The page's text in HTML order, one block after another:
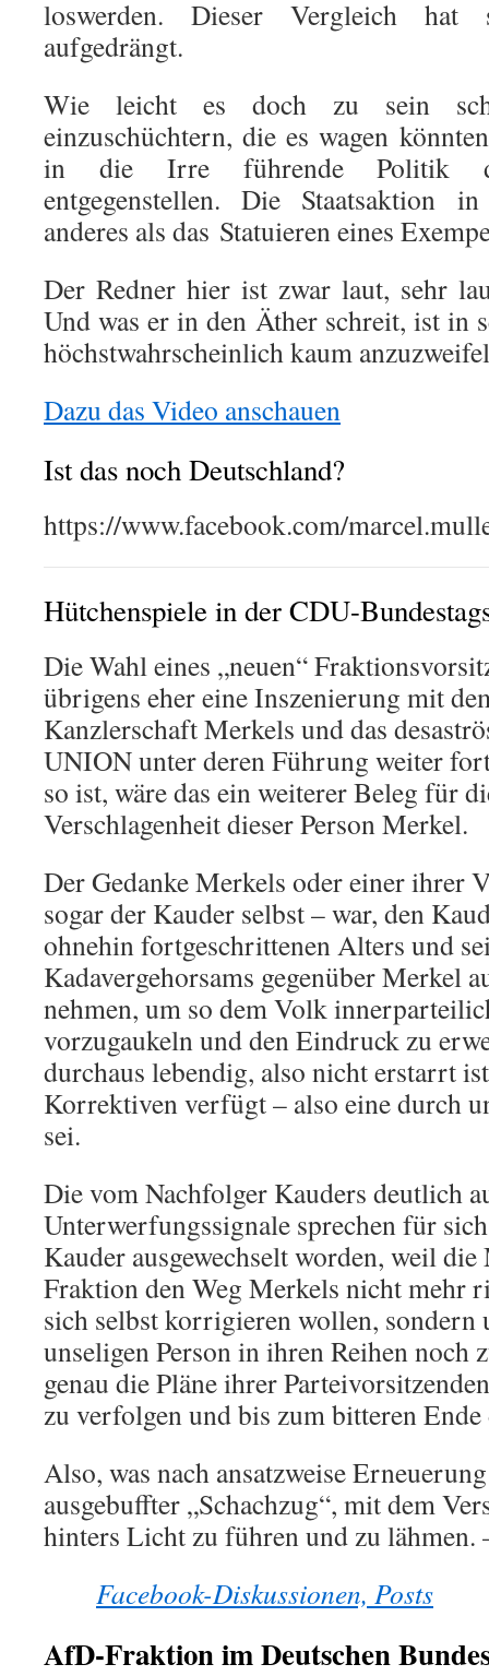
loswerden. Dieser Vergleich
aufgedrängt.
Wie leicht es doch zu sein
einzuschüchtern, die es wagen
in die Irre führende Politik
entgegenstellen. Die Staatsaktion
anderes als das Statuieren eines
Der Redner hier ist zwar laut, sehr
Und was er in den Äther schreit, ist in
höchstwahrscheinlich kaum
Dazu das Video anschauen
Ist das noch Deutschland?
https://www.facebook.com/
Hütchenspiele in der CDU-
Die Wahl eines „neuen“
übrigens eher eine Inszenierung mit
Kanzlerschaft Merkels und das
UNION unter deren Führung weiter
so ist, wäre das ein weiterer Beleg für
Verschlagenheit dieser Person Merkel.
Der Gedanke Merkels oder einer ihrer
sogar der Kauder selbst – war, den
ohnehin fortgeschrittenen Alters und
Kadavergehorsams gegenüber Merkel
nehmen, um so dem Volk
vorzugaukeln und den Eindruck zu
durchaus lebendig, also nicht erstarrt
Korrektiven verfügt – also eine durch
sei.
Die vom Nachfolger Kauders deutlich
Unterwerfungssignale sprechen für
Kauder ausgewechselt worden, weil
Fraktion den Weg Merkels nicht mehr
sich selbst korrigieren wollen, sondern
unseligen Person in ihren Reihen noch
genau die Pläne ihrer
zu verfolgen und bis zum bitteren Ende
Also, was nach ansatzweise
ausgebuffter „Schachzug“, mit dem
hinters Licht zu führen und zu lähmen.
Facebook-Diskussionen, Posts
AfD-Fraktion im Deutschen